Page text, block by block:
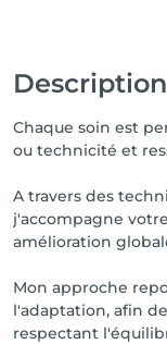
Description
Chaque soin est
ou technicité et
A travers des
j'accompagne
amélioration
Mon approche
l'adaptation, afin
respectant